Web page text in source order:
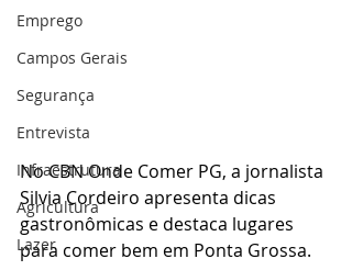
Emprego
Campos Gerais
Segurança
Entrevista
Infraestrutura
Agricultura
Lazer
No CBN Onde Comer PG, a jornalista
Silvia Cordeiro apresenta dicas
gastronômicas e destaca lugares
para comer bem em Ponta Grossa.